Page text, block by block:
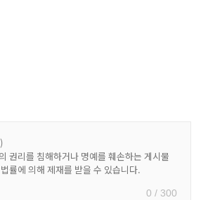
0 / 300